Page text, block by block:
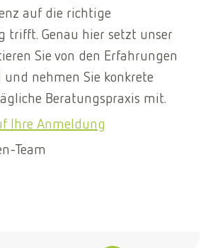
auf die richtige
trifft. Genau hier setzt unser
Sie von den Erfahrungen
und nehmen Sie konkrete
Beratungspraxis mit.
Ihre Anmeldung
Team